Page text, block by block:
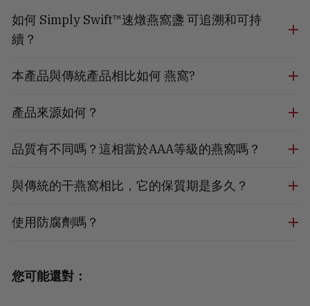
如何 Simply Swift™速燉燕窩盞 可追溯和可持
續？
本產品與傳統產品相比如何 燕窩?
產品來源如何？
品質有不同嗎？這相當於AAA等級的燕窩嗎？
與傳統的干燕窩相比，它的保質期是多久？
使用防腐劑嗎？
您可能還對：